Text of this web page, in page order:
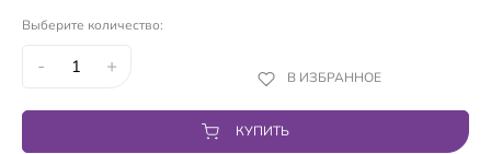
Выберите количество:
- + В ИЗБРАННОЕ
КУПИТЬ